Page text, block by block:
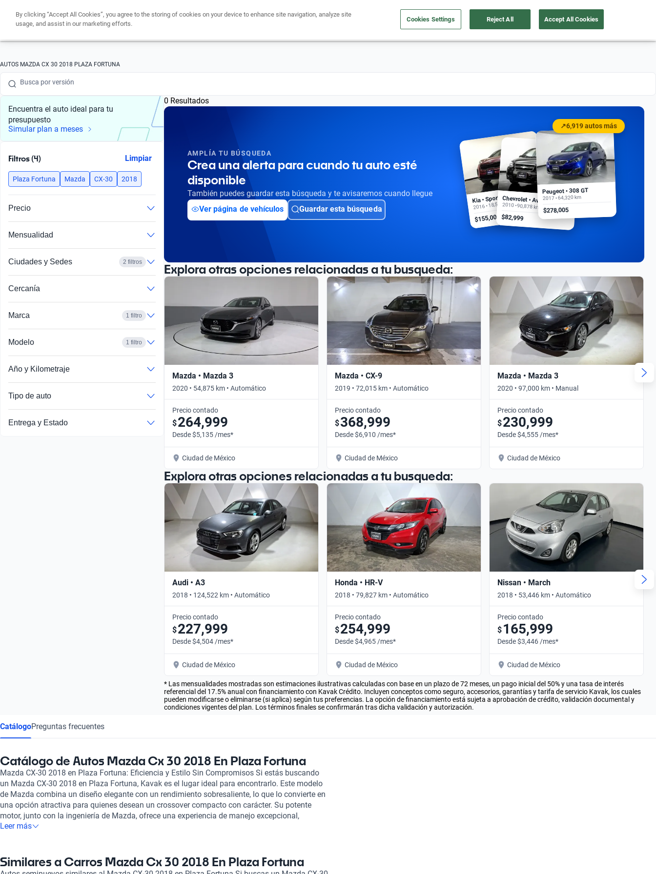
Compra un auto Vende tu auto Cuida tu auto Nosotros Ubicación
AUTOS MAZDA CX 30 2018 PLAZA FORTUNA
Busca por marca
Busca por modelo
Busca por versión
Busca por año
Busca por marca
Busca por modelo
Busca por año
Encuentra el auto ideal para tu
presupuesto
Simular plan a meses
Filtros (4) Limpiar
Plaza Fortuna Mazda CX-30 2018
Precio
Mensualidad
Ciudades y Sedes 2 filtros
Cercanía
Marca 1 filtro
Modelo 1 filtro
Año y Kilometraje
Tipo de auto
Entrega y Estado
0 Resultados
AMPLÍA TU BÚSQUEDA
Crea una alerta para cuando tu auto esté
disponible
También puedes guardar esta búsqueda y te avisaremos cuando llegue
Ver página de vehículos
Guardar esta búsqueda
↗6,919 autos más
Kia • Sportage EX
2016 • 18,500 km
$155,000
Chevrolet • Aveo
2010 • 90,878 km
$82,999
Peugeot • 308 GT
2017 • 64,320 km
$278,005
Explora otras opciones relacionadas a tu busqueda:
Mazda • Mazda 3
2020 • 54,875 km • Automático
Precio contado
$264,999
Desde $5,135 /mes*
Ciudad de México
Mazda • CX-9
2019 • 72,015 km • Automático
Precio contado
$368,999
Desde $6,910 /mes*
Ciudad de México
Mazda • Mazda 3
2020 • 97,000 km • Manual
Precio contado
$230,999
Desde $4,555 /mes*
Ciudad de México
Explora otras opciones relacionadas a tu busqueda:
Audi • A3
2018 • 124,522 km • Automático
Precio contado
$227,999
Desde $4,504 /mes*
Ciudad de México
Honda • HR-V
2018 • 79,827 km • Automático
Precio contado
$254,999
Desde $4,965 /mes*
Ciudad de México
Nissan • March
2018 • 53,446 km • Automático
Precio contado
$ 165,999
Desde $3,446 /mes*
Ciudad de México
* Las mensualidades mostradas son estimaciones ilustrativas calculadas con base en un plazo de 72 meses, un pago inicial del 50% y una tasa de interés
referencial del 17.5% anual con financiamiento con Kavak Crédito. Incluyen conceptos como seguro, accesorios, garantías y tarifa de servicio Kavak, los cuales
pueden modificarse o eliminarse (si aplica) según tus preferencias. La opción de financiamiento está sujeta a aprobación de crédito, validación documental y
condiciones vigentes del plan. Los términos finales se confirmarán tras dicha validación y autorización.
CatálogoPreguntas frecuentes
Catálogo de Autos Mazda Cx 30 2018 En Plaza Fortuna
Mazda CX-30 2018 en Plaza Fortuna: Eficiencia y Estilo Sin Compromisos Si estás buscando
un Mazda CX-30 2018 en Plaza Fortuna, Kavak es el lugar ideal para encontrarlo. Este modelo
de Mazda combina un diseño elegante con un rendimiento sobresaliente, lo que lo convierte en
una opción atractiva para quienes desean un crossover compacto con carácter. Su potente
motor, junto con la ingeniería de Mazda, ofrece una experiencia de manejo excepcional,
garantizando tanto agilidad en la ciudad como comodidad en viajes largos. Cada Mazda CX-30
tranquilidad de saber que estás adquiriendo un auto en óptimo estado mecánico y estético.
Además, nuestras opciones de financiamiento son flexibles y se adaptan a tus necesidades,
Leer más
Similares a Carros Mazda Cx 30 2018 En Plaza Fortuna
By clicking “Accept All Cookies”, you agree to the storing of cookies on your device to enhance site navigation, analyze site
usage, and assist in our marketing efforts.
Cookies Settings Reject All Accept All Cookies